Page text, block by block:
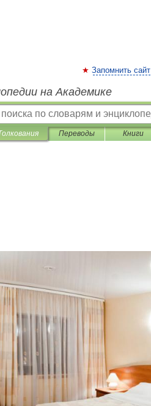
Запомнить сайт
на Академике
Переводы Книги